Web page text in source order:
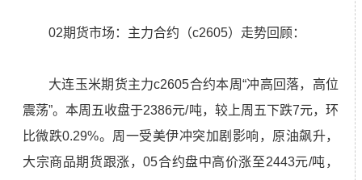
02期货市场：主力合约（c2605）走势回顾：
大连玉米期货主力c2605合约本周“冲高回落，高位
震荡”。本周五收盘于2386元/吨，较上周五下跌7元，环
比微跌0.29%。周一受美伊冲突加剧影响，原油飙升，
大宗商品期货跟涨，05合约盘中高价涨至2443元/吨，